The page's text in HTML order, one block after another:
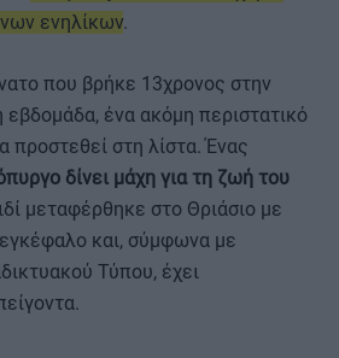
ενηλίκων.
που βρήκε 13χρονος στην
ένα ακόμη περιστατικό
προστεθεί στη λίστα. Ένας
δίνει μάχη για τη ζωή του
μεταφέρθηκε στο Θριάσιο με
και, σύμφωνα με
Τύπου, έχει